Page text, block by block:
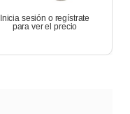
Inicia sesión o regístrate
para ver el precio